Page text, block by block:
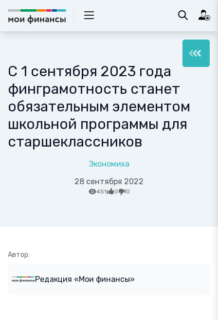
С 1 сентября 2023 года
финграмотность станет
обязательным элементом
школьной программы для
старшеклассников
Экономика
28 сентября 2022
451 0 0
Автор:
Редакция «Мои финансы»